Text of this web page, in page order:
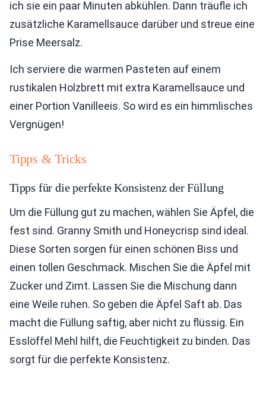
ich sie ein paar Minuten abkühlen. Dann träufle ich
zusätzliche Karamellsauce darüber und streue eine
Prise Meersalz.
Ich serviere die warmen Pasteten auf einem
rustikalen Holzbrett mit extra Karamellsauce und
einer Portion Vanilleeis. So wird es ein himmlisches
Vergnügen!
Tipps & Tricks
Tipps für die perfekte Konsistenz der Füllung
Um die Füllung gut zu machen, wählen Sie Äpfel, die
fest sind. Granny Smith und Honeycrisp sind ideal.
Diese Sorten sorgen für einen schönen Biss und
einen tollen Geschmack. Mischen Sie die Äpfel mit
Zucker und Zimt. Lassen Sie die Mischung dann
eine Weile ruhen. So geben die Äpfel Saft ab. Das
macht die Füllung saftig, aber nicht zu flüssig. Ein
Esslöffel Mehl hilft, die Feuchtigkeit zu binden. Das
sorgt für die perfekte Konsistenz.